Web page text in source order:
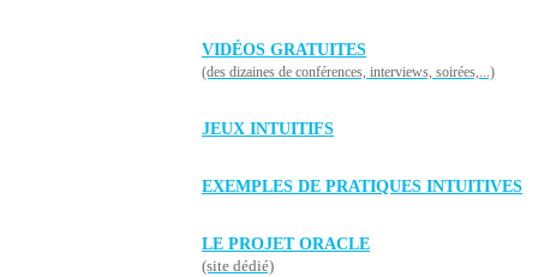
VIDÉOS GRATUITES
(des dizaines de conférences, interviews, soirées,...)
JEUX INTUITIFS
EXEMPLES DE PRATIQUES INTUITIVES
LE PROJET ORACLE
(site dédié)